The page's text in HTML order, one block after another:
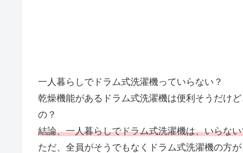
一人暮らしでドラム式洗濯機っていらない？
乾燥機能があるドラム式洗濯機は便利そうだけ
の？
結論、一人暮らしでドラム式洗濯機は、いらな
ただ、全員がそうでもなくドラム式洗濯機の方が